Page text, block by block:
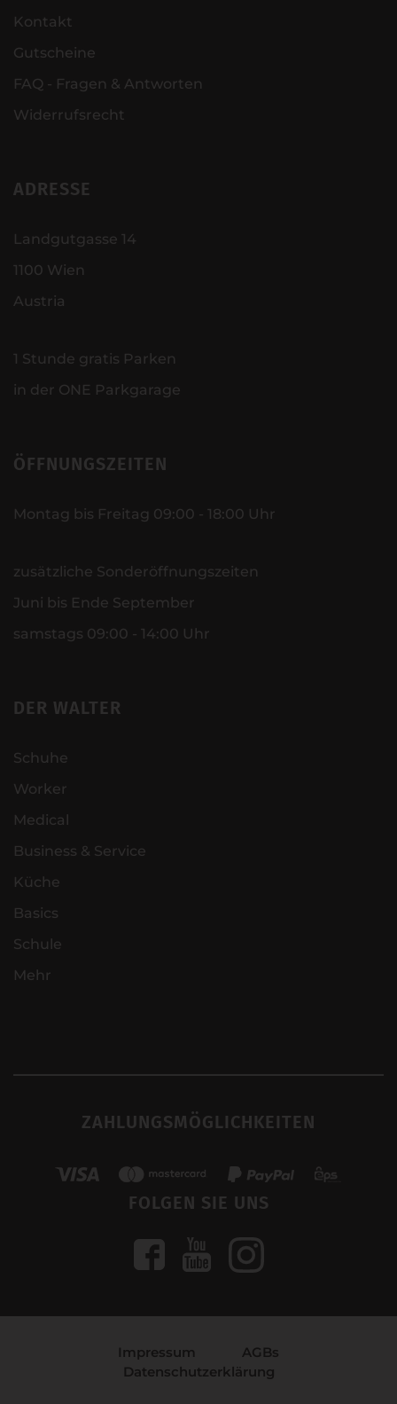
Kontakt
Gutscheine
FAQ - Fragen & Antworten
Widerrufsrecht
ADRESSE
Landgutgasse 14
1100 Wien
Austria
1 Stunde gratis Parken
in der ONE Parkgarage
ÖFFNUNGSZEITEN
Montag bis Freitag 09:00 - 18:00 Uhr
zusätzliche Sonderöffnungszeiten
Juni bis Ende September
samstags 09:00 - 14:00 Uhr
DER WALTER
Schuhe
Worker
Medical
Business & Service
Küche
Basics
Schule
Mehr
ZAHLUNGSMÖGLICHKEITEN
FOLGEN SIE UNS
Impressum
AGBs
Datenschutzerklärung